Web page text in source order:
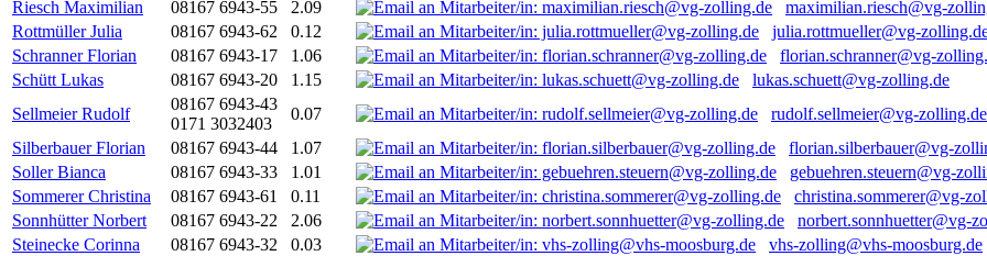
Riesch Maximilian
08167 6943-55 2.09
maximilian.riesch@vg-
Rottmüller Julia
08167 6943-62 0.12
julia.rottmueller@vg-
Schranner Florian
08167 6943-17 1.06
florian.schranner@vg-
Schütt Lukas
08167 6943-20 1.15
lukas.schuett@vg-zolling.de
Sellmeier Rudolf
08167 6943-43
0171 3032403
0.07
rudolf.sellmeier@vg-zolling.de
Silberbauer Florian
08167 6943-44 1.07
florian.silberbauer@vg-
Soller Bianca
08167 6943-33 1.01
gebuehren.steuern@vg-
Sommerer Christina
08167 6943-61 0.11
christina.sommerer@vg-
Sonnhütter Norbert
08167 6943-22 2.06
norbert.sonnhuetter@vg-
Steinecke Corinna
08167 6943-32 0.03
vhs-zolling@vhs-moosburg.de